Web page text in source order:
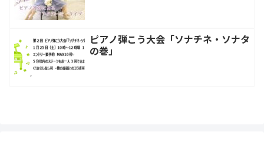
ピアノ弾こう大会「ソナチネ・ソナタ
の巻」